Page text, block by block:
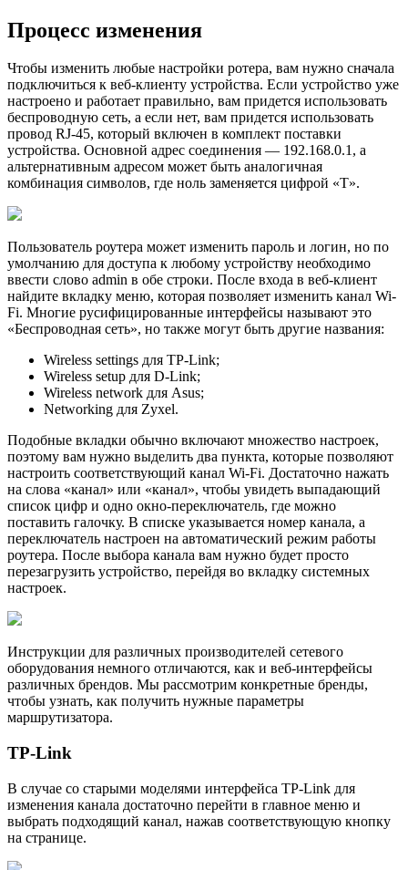
Процесс изменения
Чтобы изменить любые настройки ротера, вам нужно сначала
подключиться к веб-клиенту устройства. Если устройство уже
настроено и работает правильно, вам придется использовать
беспроводную сеть, а если нет, вам придется использовать
провод RJ-45, который включен в комплект поставки
устройства. Основной адрес соединения — 192.168.0.1, а
альтернативным адресом может быть аналогичная
комбинация символов, где ноль заменяется цифрой «Т».
Пользователь роутера может изменить пароль и логин, но по
умолчанию для доступа к любому устройству необходимо
ввести слово admin в обе строки. После входа в веб-клиент
найдите вкладку меню, которая позволяет изменить канал Wi-
Fi. Многие русифицированные интерфейсы называют это
«Беспроводная сеть», но также могут быть другие названия:
Wireless settings для TP-Link;
Wireless setup для D-Link;
Wireless network для Asus;
Networking для Zyxel.
Подобные вкладки обычно включают множество настроек,
поэтому вам нужно выделить два пункта, которые позволяют
настроить соответствующий канал Wi-Fi. Достаточно нажать
на слова «канал» или «канал», чтобы увидеть выпадающий
список цифр и одно окно-переключатель, где можно
поставить галочку. В списке указывается номер канала, а
переключатель настроен на автоматический режим работы
роутера. После выбора канала вам нужно будет просто
перезагрузить устройство, перейдя во вкладку системных
настроек.
Инструкции для различных производителей сетевого
оборудования немного отличаются, как и веб-интерфейсы
различных брендов. Мы рассмотрим конкретные бренды,
чтобы узнать, как получить нужные параметры
маршрутизатора.
TP-Link
В случае со старыми моделями интерфейса TP-Link для
изменения канала достаточно перейти в главное меню и
выбрать подходящий канал, нажав соответствующую кнопку
на странице.